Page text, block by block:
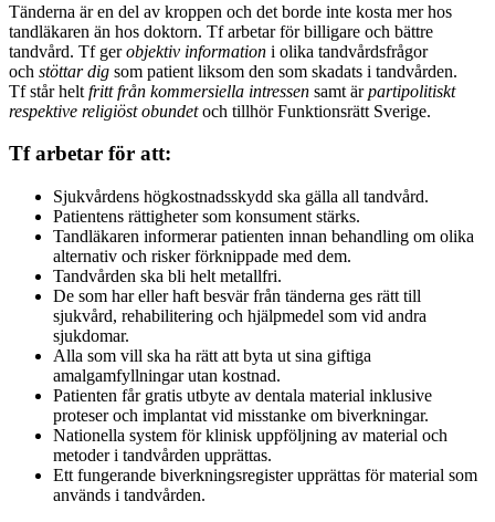
Tänderna är en del av kroppen och det borde inte kosta mer hos
tandläkaren än hos doktorn. Tf arbetar för billigare och bättre
tandvård. Tf gerobjektiv information i olika tandvårdsfrågor
och stöttar dig som patient liksom den som skadats i tandvården.
Tf står helt fritt från kommersiella intressen samt ärpartipolitiskt
respektive religiöst obundetoch tillhör Funktionsrätt Sverige.
Tf arbetar för att:
Sjukvårdens högkostnadsskydd ska gälla all tandvård.
Patientens rättigheter som konsument stärks.
Tandläkaren informerar patienten innan behandling om olika
alternativ och risker förknippade med dem.
Tandvården ska bli helt metallfri.
De som har eller haft besvär från tänderna ges rätt till
sjukvård, rehabilitering och hjälpmedel som vid andra
sjukdomar.
Alla som vill ska ha rätt att byta ut sina giftiga
amalgamfyllningar utan kostnad.
Patienten får gratis utbyte av dentala material inklusive
proteser och implantat vid misstanke om biverkningar.
Nationella system för klinisk uppföljning av material och
metoder i tandvården upprättas.
Ett fungerande biverkningsregister upprättas för material som
används i tandvården.